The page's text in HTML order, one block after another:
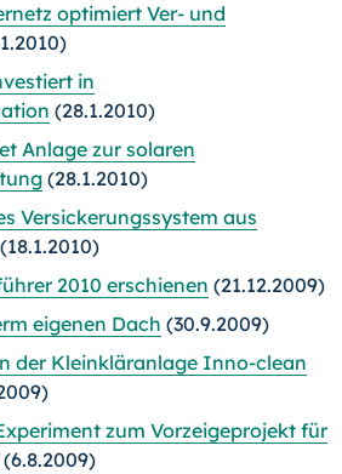
optimiert Ver- und
in
(28.1.2010)
Anlage zur solaren
(28.1.2010)
Versickerungssystem aus
(18.1.2010)
2010 erschienen (21.12.2009)
eigenen Dach (30.9.2009)
der Kleinkläranlage Inno-clean
zum Vorzeigeprojekt für
(6.8.2009)